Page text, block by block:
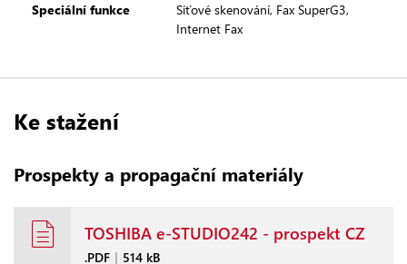
Speciální funkce
Síťové skenování, Fax SuperG3,
Internet Fax
Ke stažení
Prospekty a propagační materiály
TOSHIBA e-STUDIO242 - prospekt CZ
.PDF | 514 kB